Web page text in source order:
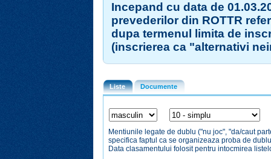
Incepand cu data de
prevederilor din ROTTR
dupa termenul limita de
(inscrierea ca "alternativi
Liste Documente
Mentiunile legate de dublu ("nu joc", "da/caut
specifica faptul ca se organizeaza proba de
Data clasamentului folosit pentru intocmirea